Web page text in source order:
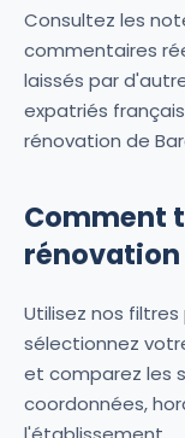
Consultez les
commentaires
laissés par
expatriés
rénovation de
Comment
rénovation
Utilisez nos
sélectionnez
et comparez les
coordonnées,